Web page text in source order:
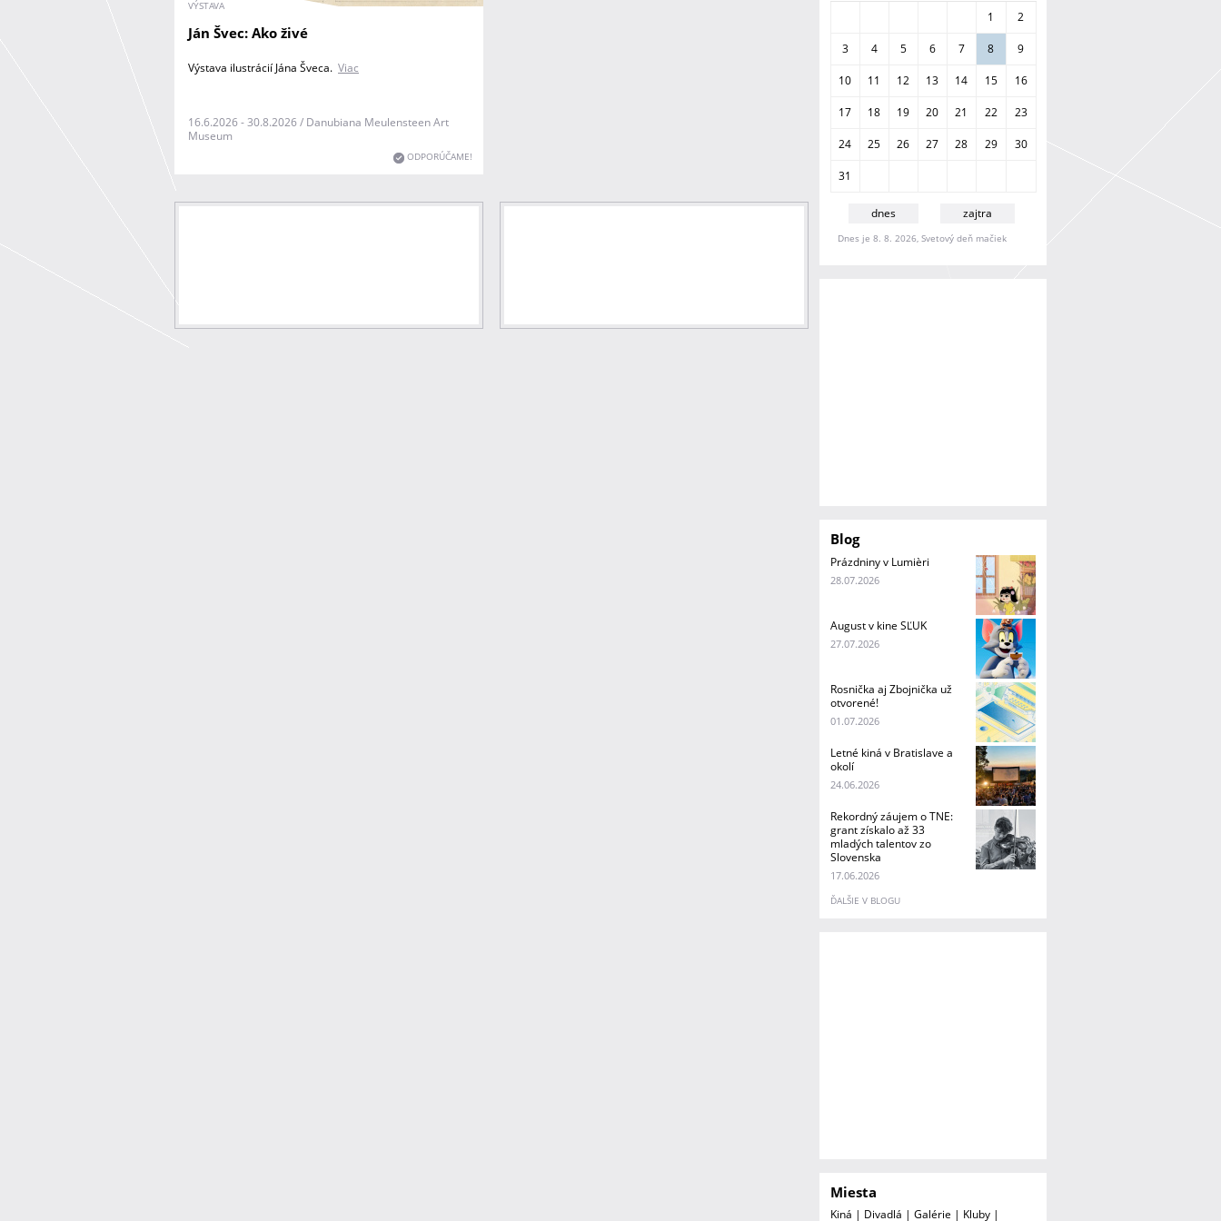
VÝSTAVA
Ján Švec: Ako živé
Výstava ilustrácií Jána Šveca. Viac
16.6.2026 - 30.8.2026 / Danubiana Meulensteen Art
Museum
ODPORÚČAME!
1 2
3 4 5 6 7 8 9
10 11 12 13 14 15 16
17 18 19 20 21 22 23
24 25 26 27 28 29 30
31
dnes zajtra
Dnes je 8. 8. 2026, Svetový deň mačiek
Blog
Prázdniny v Lumièri
28.07.2026
August v kine SĽUK
27.07.2026
Rosnička aj Zbojnička už
otvorené!
01.07.2026
Letné kiná v Bratislave a
okolí
24.06.2026
Rekordný záujem o TNE:
grant získalo až 33
mladých talentov zo
Slovenska
17.06.2026
ĎALŠIE V BLOGU
Miesta
Kiná | Divadlá | Galérie | Kluby |